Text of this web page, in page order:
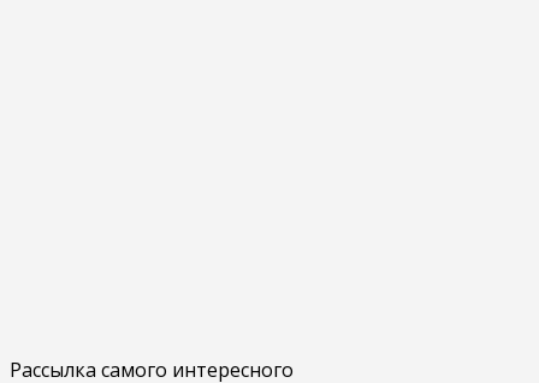
Рассылка самого интересного